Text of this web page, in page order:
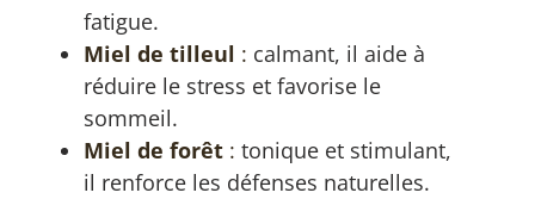
fatigue.
Miel de tilleul : calmant, il aide à
réduire le stress et favorise le
sommeil.
Miel de forêt : tonique et stimulant,
il renforce les défenses naturelles.